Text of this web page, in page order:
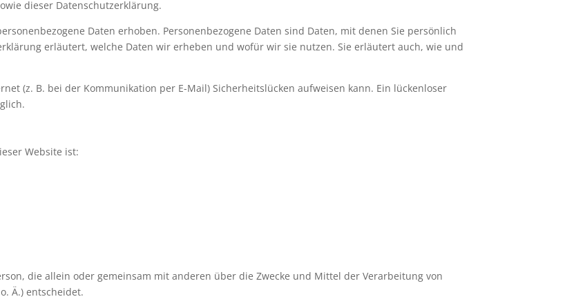
dieser Datenschutzerklärung.
Daten erhoben. Personenbezogene Daten sind Daten, mit denen Sie persönlich
erläutert, welche Daten wir erheben und wofür wir sie nutzen. Sie erläutert auch, wie und
(z. B. bei der Kommunikation per E-Mail) Sicherheitslücken aufweisen kann. Ein lückenloser
Website ist:
die allein oder gemeinsam mit anderen über die Zwecke und Mittel der Verarbeitung von
Ä.) entscheidet.